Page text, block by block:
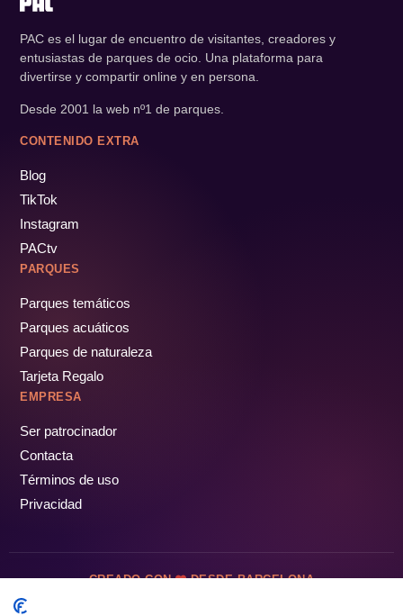
PAC es el lugar de encuentro de visitantes, creadores y
entusiastas de parques de ocio. Una plataforma para
divertirse y compartir online y en persona.
Desde 2001 la web nº1 de parques.
CONTENIDO EXTRA
Blog
TikTok
Instagram
PACtv
PARQUES
Parques temáticos
Parques acuáticos
Parques de naturaleza
Tarjeta Regalo
EMPRESA
Ser patrocinador
Contacta
Términos de uso
Privacidad
CREADO CON DESDE BARCELONA